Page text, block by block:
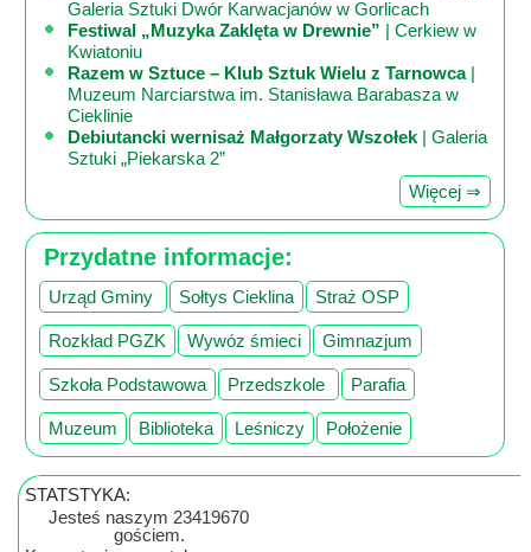
Galeria Sztuki Dwór Karwacjanów w Gorlicach
Festiwal „Muzyka Zaklęta w Drewnie” | Cerkiew w
Kwiatoniu
Razem w Sztuce – Klub Sztuk Wielu z Tarnowca|
Muzeum Narciarstwa im. Stanisława Barabasza w
Cieklinie
Debiutancki wernisaż Małgorzaty Wszołek | Galeria
Sztuki „Piekarska 2”
Więcej ⇒
Przydatne informacje:
Urząd Gminy Sołtys Cieklina Straż OSP
Rozkład PGZK Wywóz śmieci Gimnazjum
Szkoła Podstawowa Przedszkole Parafia
Muzeum Biblioteka Leśniczy Położenie
STATSTYKA:
Jesteś naszym 23419670
gościem.